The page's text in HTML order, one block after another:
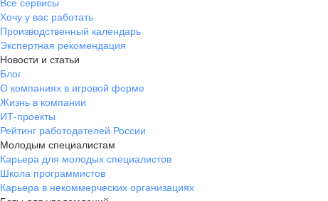
Хочу у вас работать
Производственный календарь
Экспертная рекомендация
Новости и статьи
Блог
О компаниях в игровой форме
Жизнь в компании
ИТ-проекты
Рейтинг работодателей России
Молодым специалистам
Карьера для молодых специалистов
Школа программистов
Карьера в некоммерческих организациях